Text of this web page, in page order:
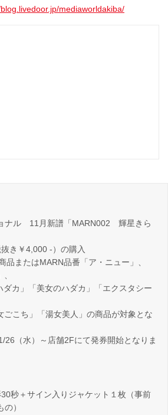
mediaworldakiba/
ナル 11月新譜「MARN002 輝星きら
き￥4,000 -）の購入
またはMARN品番「ア・ニュー」、
ダカ」「美女のハダカ」「エクスタシー
ごこち」「湯女美人」の商品が対象とな
（水）～店舗2Fにて発券開始となりま
秒＋サイン入りジャケット１枚（事前
）